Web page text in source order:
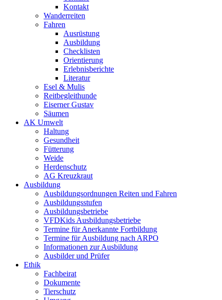
Kontakt
Wanderreiten
Fahren
Ausrüstung
Ausbildung
Checklisten
Orientierung
Erlebnisberichte
Literatur
Esel & Mulis
Reitbegleithunde
Eiserner Gustav
Säumen
AK Umwelt
Haltung
Gesundheit
Fütterung
Weide
Herdenschutz
AG Kreuzkraut
Ausbildung
Ausbildungsordnungen Reiten und Fahren
Ausbildungsstufen
Ausbildungsbetriebe
VFDKids Ausbildungsbetriebe
Termine für Anerkannte Fortbildung
Termine für Ausbildung nach ARPO
Informationen zur Ausbildung
Ausbilder und Prüfer
Ethik
Fachbeirat
Dokumente
Tierschutz